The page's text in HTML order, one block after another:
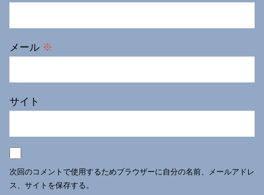
メール ※
サイト
次回のコメントで使用するためブラウザーに自分の名前、メールアドレ
ス、サイトを保存する。